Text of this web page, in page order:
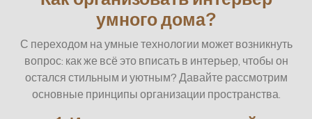
умного дома?
С переходом на умные технологии может возникнуть
вопрос: как же всё это вписать в интерьер, чтобы он
остался стильным и уютным? Давайте рассмотрим
основные принципы организации пространства.